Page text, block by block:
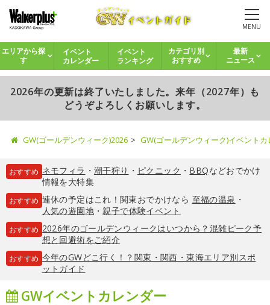
MENU
エリアから探
す
イベント
カレンダー
イベント
ランキング
カテゴリ別
おすすめ
最新
ニュース
2026年の更新は終了いたしました。来年（2027年）も
どうぞよろしくお願いします。
GW(ゴールデンウィーク)2026 GW(ゴールデンウィーク)イベント
おすすめ ネモフィラ ・ 潮干狩り ・ ピクニック ・ BBQなどおでかけ
情報を大特集
おすすめ 連休の予定はこれ！関東おでかけなら 至福の温泉 ・
人気の遊園地・親子で体験イベント
おすすめ 2026年のゴールデンウィークはいつから？混雑ピーク予
想と回避術をご紹介
おすすめ 今年のGWどこ行く！？関東・関西・東海エリア別スポ
ットガイド
GWイベントカレンダー